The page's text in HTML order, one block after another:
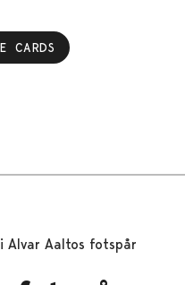
CARDS
Alvar Aaltos fotspår